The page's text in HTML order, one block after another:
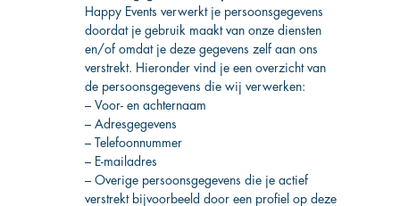
Happy Events verwerkt je persoonsgegevens
doordat je gebruik maakt van onze diensten
en/of omdat je deze gegevens zelf aan ons
verstrekt. Hieronder vind je een overzicht van
de persoonsgegevens die wij verwerken:
– Voor- en achternaam
– Adresgegevens
– Telefoonnummer
– E-mailadres
– Overige persoonsgegevens die je actief
verstrekt bijvoorbeeld door een profiel op deze